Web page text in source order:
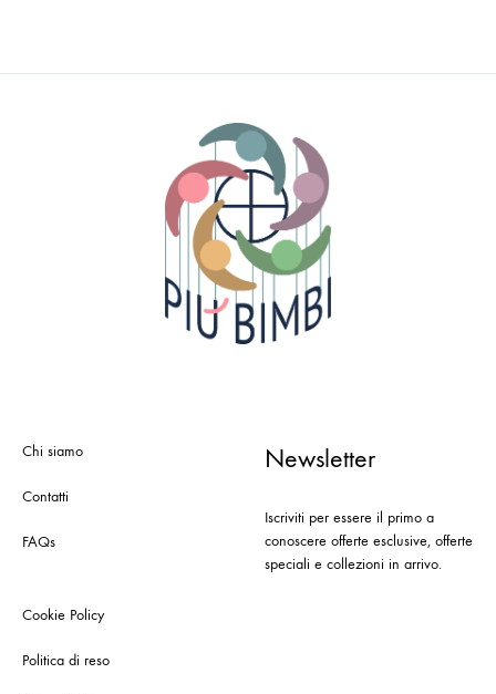
Chi siamo
Contatti
FAQs
Cookie Policy
Politica di reso
Newsletter
Iscriviti per essere il primo a
conoscere offerte esclusive, offerte
speciali e collezioni in arrivo.